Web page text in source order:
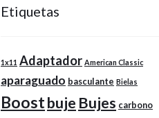
Etiquetas
1x11 Adaptador American Classic
aparaguado basculante Bielas
Boostbuje Bujes carbono